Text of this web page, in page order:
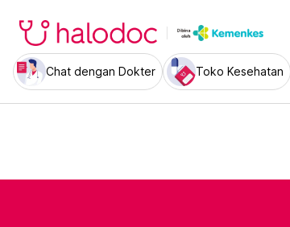
Chat dengan Dokter Toko Kesehatan